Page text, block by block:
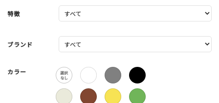
特徴
ブランド
カラー